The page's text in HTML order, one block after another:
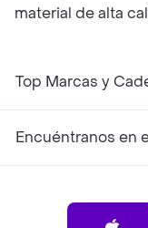
material de alta
Top Marcas y
Encuéntranos en